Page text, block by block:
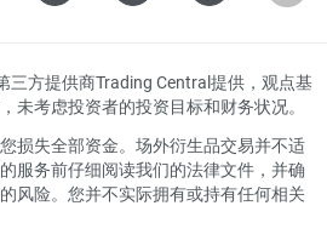
三方提供商Trading Central提供，观点基
未考虑投资者的投资目标和财务状况。
损失全部资金。场外衍生品交易并不适
服务前仔细阅读我们的法律文件，并确
风险。您并不实际拥有或持有任何相关